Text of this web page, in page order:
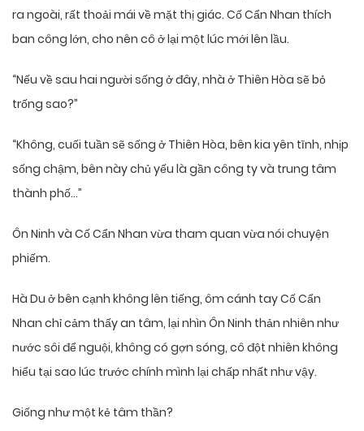
ra ngoài, rất thoải mái về mặt thị giác. Cố Cẩn Nhan thích
ban công lớn, cho nên cô ở lại một lúc mới lên lầu.
“Nếu về sau hai người sống ở đây, nhà ở Thiên Hòa sẽ bỏ
trống sao?”
“Không, cuối tuần sẽ sống ở Thiên Hòa, bên kia yên tĩnh, nhịp
sống chậm, bên này chủ yếu là gần công ty và trung tâm
thành phố…”
Ôn Ninh và Cố Cẩn Nhan vừa tham quan vừa nói chuyện
phiếm.
Hà Du ở bên cạnh không lên tiếng, ôm cánh tay Cố Cẩn
Nhan chỉ cảm thấy an tâm, lại nhìn Ôn Ninh thản nhiên như
nước sôi để nguội, không có gợn sóng, cô đột nhiên không
hiểu tại sao lúc trước chính mình lại chấp nhất như vậy.
Giống như một kẻ tâm thần?